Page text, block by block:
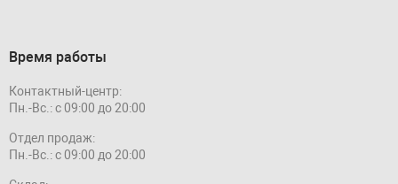
Время работы
Контактный-центр:
Пн.-Вс.: с 09:00 до 20:00
Отдел продаж:
Пн.-Вс.: с 09:00 до 20:00